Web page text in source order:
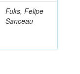
Fuks, Felipe
Sanceau